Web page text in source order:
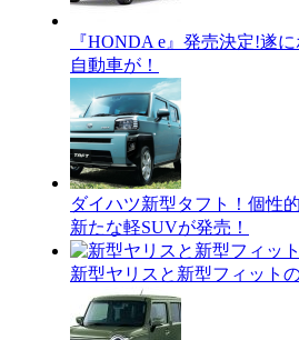
『HONDA e』発売決定!遂
自動車が！
ダイハツ新型タフト！個性
新たな軽SUVが発売！
新型ヤリスと新型フィット